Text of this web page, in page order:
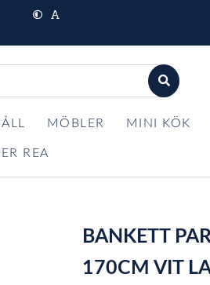
MÖBLER MINI KÖK
REA
BANKETT
170CM VIT